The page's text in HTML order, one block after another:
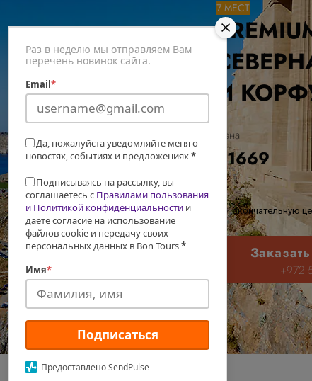
Раз в неделю мы отправляем Вам
перечень новинок сайта.
Email *
Да, пожалуйста уведомляйте меня о
новостях, событиях и предложениях*
Подписываясь на рассылку, вы
соглашаетесь с Правилами пользования
и Политикой конфиденциальности и
даете согласие на использование
файлов cookie и передачу своих
персональных данных в Bon Tours*
Имя*
Подписаться
Предоставлено SendPulse
7 МЕСТ
И
Цена
€1669
окончательную
+972